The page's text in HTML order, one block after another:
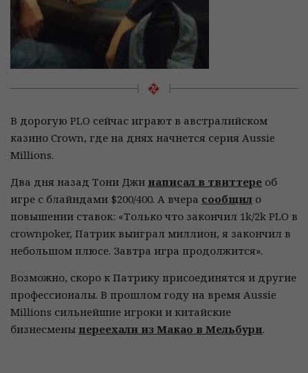
В дорогую PLO сейчас играют в австралийском
казино Crown, где на днях начнется серия Aussie
Millions.
Два дня назад Тони Джи написал в твиттере об
игре с блайндами $200/400. А вчера сообщил о
повышении ставок: «Только что закончил 1k/2k PLO в
crownpoker, Патрик выиграл миллион, я закончил в
небольшом плюсе. Завтра игра продолжится».
Возможно, скоро к Патрику присоединятся и другие
профессионалы. В прошлом году на время Aussie
Millions сильнейшие игроки и китайские
бизнесмены переехали из Макао в Мельбурн.